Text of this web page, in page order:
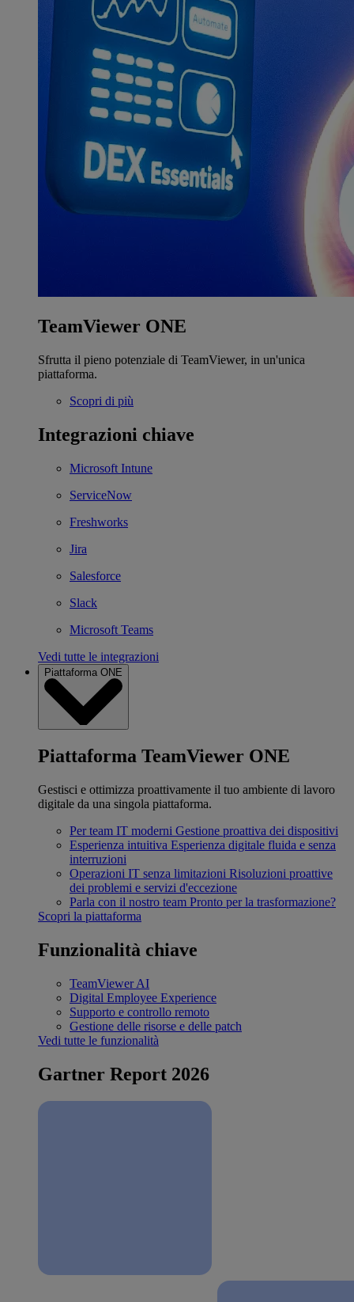
TeamViewer ONE
Sfrutta il pieno potenziale di TeamViewer, in un'unica
piattaforma.
Scopri di più
Integrazioni chiave
Microsoft Intune
ServiceNow
Freshworks
Jira
Salesforce
Slack
Microsoft Teams
Vedi tutte le integrazioni
Piattaforma ONE
Piattaforma TeamViewer ONE
Gestisci e ottimizza proattivamente il tuo ambiente di lavoro
digitale da una singola piattaforma.
Per team IT moderni Gestione proattiva dei dispositivi
Esperienza intuitiva Esperienza digitale fluida e senza
interruzioni
Operazioni IT senza limitazioni Risoluzioni proattive
dei problemi e servizi d'eccezione
Parla con il nostro team Pronto per la trasformazione?
Scopri la piattaforma
Funzionalità chiave
TeamViewer AI
Digital Employee Experience
Supporto e controllo remoto
Gestione delle risorse e delle patch
Vedi tutte le funzionalità
Gartner Report 2026